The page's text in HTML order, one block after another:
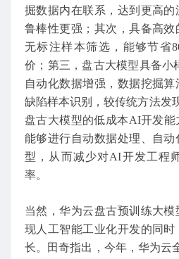
掘数据内在联系，达到更高
鲁棒性更强；其次，具备高
无标注样本筛选，能够节省
价；第三，盘古大模型具备小
自动化数据增强，数据挖掘
缺陷样本识别，较传统方法发
盘古大模型的低成本AI开发能
能够进行自动数据处理、自
型，从而减少对AI开发工程
率。
当然，华为云盘古预训练大
现人工智能工业化开发的同
长。田奇指出，今年，华为云